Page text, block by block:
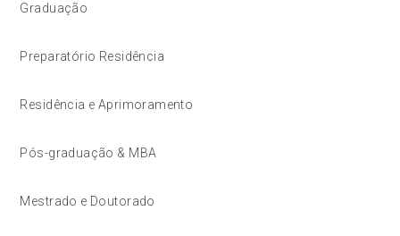
Graduação
Preparatório Residência
Residência e Aprimoramento
Pós-graduação & MBA
Mestrado e Doutorado